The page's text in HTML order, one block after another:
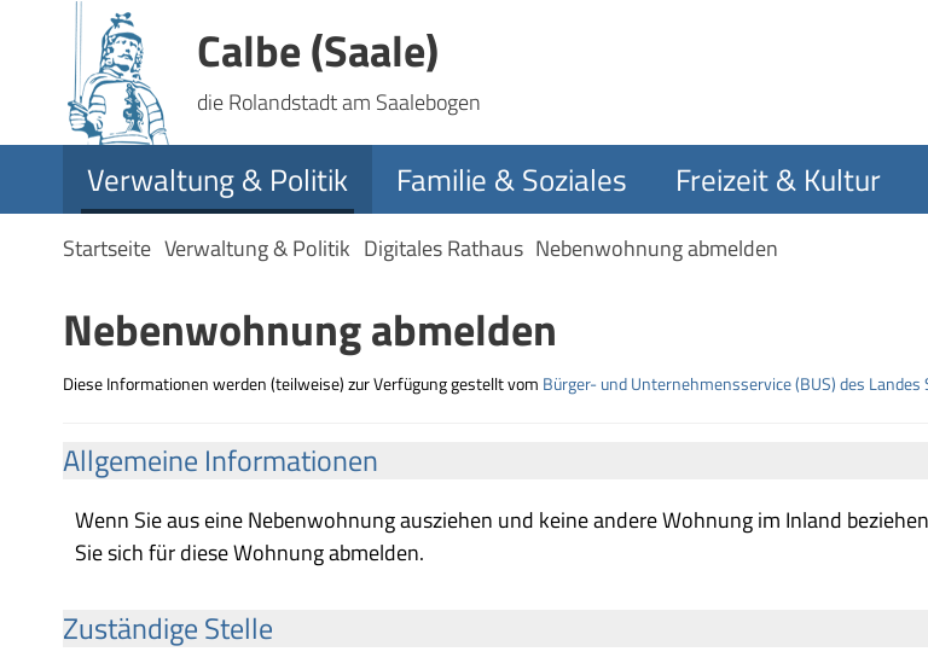
Calbe (Saale)
die Rolandstadt am Saalebogen
Verwaltung & Politik Familie & Soziales Freizeit & Kultur
Startseite Verwaltung & Politik Digitales Rathaus Nebenwohnung abmelden
Nebenwohnung abmelden
Diese Informationen werden (teilweise) zur Verfügung gestellt vom Bürger- und Unternehmensservice (BUS) des
Allgemeine Informationen
Wenn Sie aus eine Nebenwohnung ausziehen und keine andere Wohnung im Inland
Sie sich für diese Wohnung abmelden.
Zuständige Stelle